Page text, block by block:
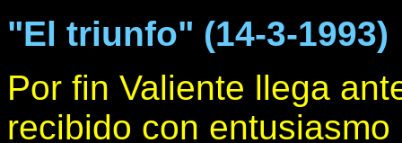
"El triunfo" (14-3-1993)
Por fin Valiente llega
recibido con